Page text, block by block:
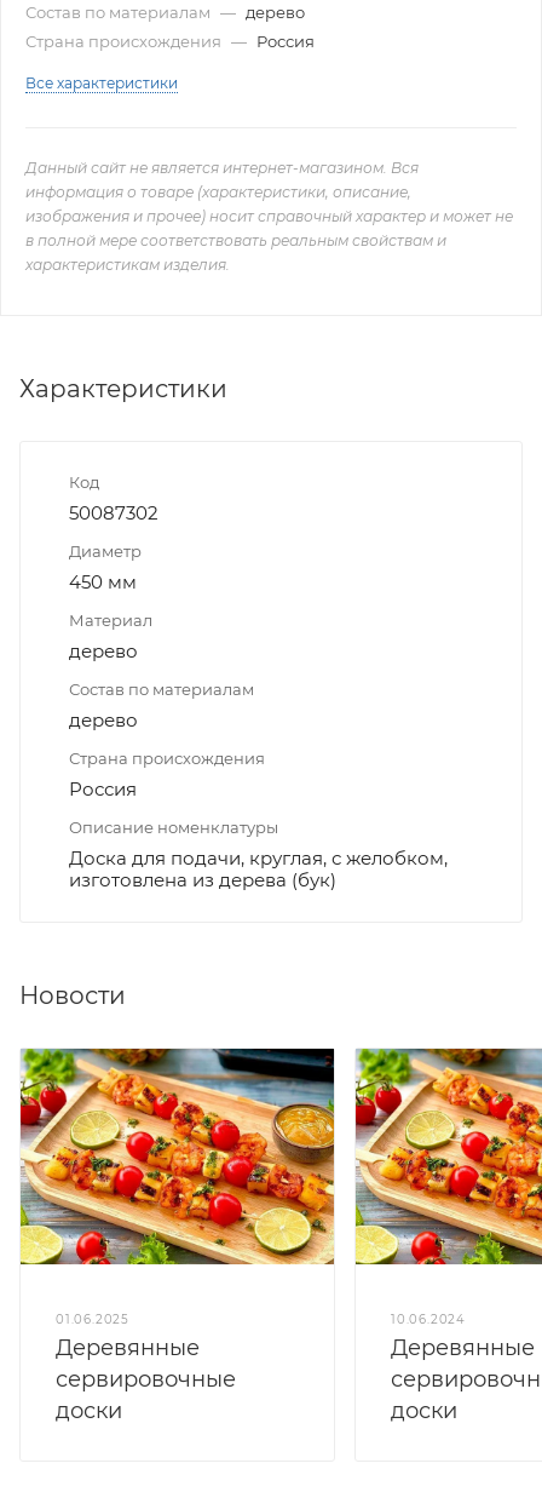
Состав по материалам — дерево
Страна происхождения — Россия
Все характеристики
Данный сайт не является интернет-магазином. Вся
информация о товаре (характеристики, описание,
изображения и прочее) носит справочный характер и может не
в полной мере соответствовать реальным свойствам и
характеристикам изделия.
Характеристики
Код
50087302
Диаметр
450 мм
Материал
дерево
Состав по материалам
дерево
Страна происхождения
Россия
Описание номенклатуры
Доска для подачи, круглая, с желобком,
изготовлена из дерева (бук)
Новости
01.06.2025
Деревянные
сервировочные
доски
10.06.2024
Деревянные
доски